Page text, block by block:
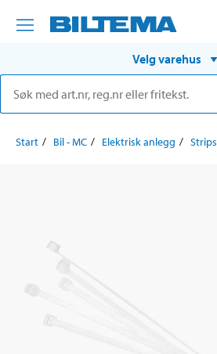
Velg varehus
Start Bil - MC Elektrisk anlegg Strips